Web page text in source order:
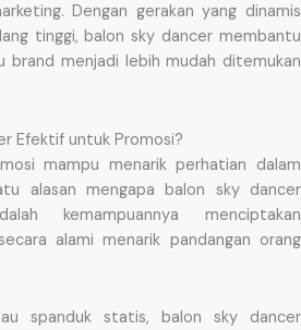
Dengan gerakan yang dinamis
tinggi, balon sky dancer membantu
brand menjadi lebih mudah ditemukan
Efektif untuk Promosi?
mampu menarik perhatian dalam
alasan mengapa balon sky dancer
kemampuannya menciptakan
alami menarik pandangan orang
spanduk statis, balon sky dancer